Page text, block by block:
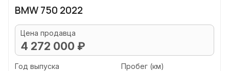
BMW 750 2022
Цена продавца
4 272 000 ₽
Год выпуска Пробег (км)